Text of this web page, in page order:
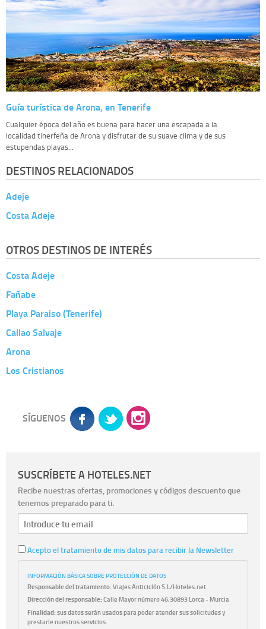
Guía turística de Arona, en Tenerife
Cualquier época del año es buena para hacer una escapada a la
localidad tinerfeña de Arona y disfrutar de su suave clima y de sus
estupendas playas...
DESTINOS RELACIONADOS
Adeje
Costa Adeje
OTROS DESTINOS DE INTERÉS
Costa Adeje
Fañabe
Playa Paraiso (Tenerife)
Callao Salvaje
Arona
Los Cristianos
SÍGUENOS
SUSCRÍBETE A HOTELES.NET
Recibe nuestras ofertas, promociones y códigos descuento que
tenemos preparado para ti.
Acepto el tratamiento de mis datos para recibir la Newsletter
INFORMACIÓN BÁSICA SOBRE PROTECCIÓN DE DATOS
Responsable del tratamiento:Viajes Anticiclón S.L/Hoteles.net
Dirección del responsable:Calle Mayor número 46,30893 Lorca - Murcia
Finalidad:sus datos serán usados para poder atender sus solicitudes y
prestarle nuestros servicios.